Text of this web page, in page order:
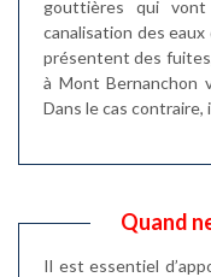
gouttières qui
canalisation des
présentent des
à Mont Bernanchon
Dans le cas contraire,
Quand
Il est essentiel